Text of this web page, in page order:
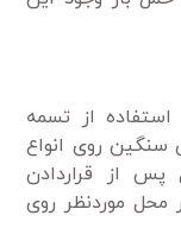
استفاده از تسمه
سنگین روی انواع
پس از قراردادن
محل موردنظر روی